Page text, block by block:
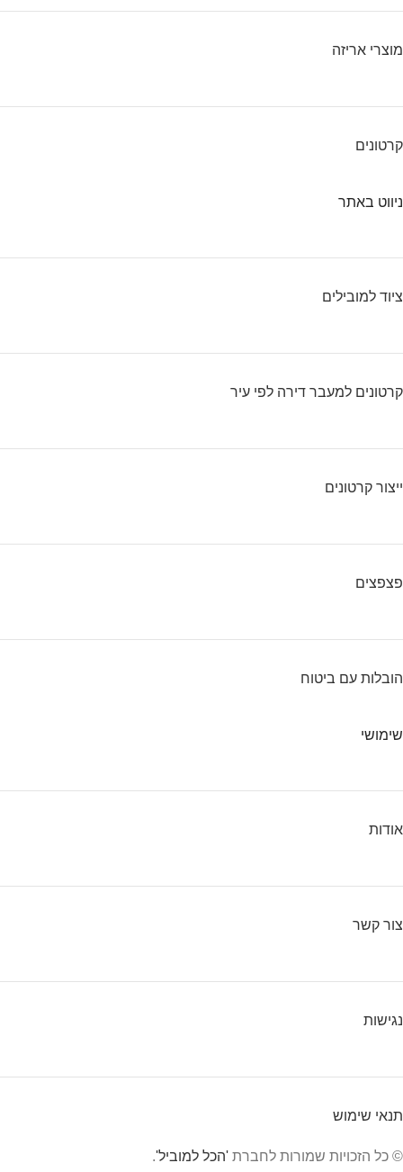
מוצרי אריזה
קרטונים
ניווט באתר
ציוד למובילים
קרטונים למעבר דירה לפי עיר
ייצור קרטונים
פצפצים
הובלות עם ביטוח
שימושי
אודות
צור קשר
נגישות
תנאי שימוש
© כל הזכויות שמורות לחברת 'הכל למוביל'.